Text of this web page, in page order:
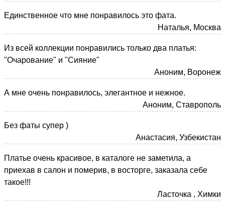
Единственное что мне понравилось это фата.
Наталья, Москва
Из всей коллекции понравились только два платья:
"Очарование" и "Сияние"
Аноним, Воронеж
А мне очень понравилось, элегантное и нежное.
Аноним, Ставрополь
Без фаты супер )
Анастасия, Узбекистан
Платье очень красивое, в каталоге не заметила, а
приехав в салон и померив, в восторге, заказала себе
такое!!!
Ласточка , Химки